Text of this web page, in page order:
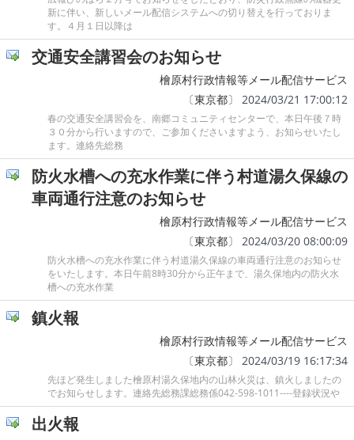
新に伴い、新しいメール配信システムへの切り替えを行っておりま
す。４月１日以降は
交通安全講習会のお知らせ
檜原村行政情報等メール配信サービス
〔東京都〕 2024/03/21 17:00:12
春の交通安全講習会を、南郷コミュニティセンターで、本日午後７時
３０分から行いますので、ご参加くださいますよう、お知らせいたし
ます。連絡先総務
防火水槽への充水作業に伴う村道湯久保線の
車両通行注意のお知らせ
檜原村行政情報等メール配信サービス
〔東京都〕 2024/03/20 08:00:09
防火水槽への充水作業に伴う村道湯久保線の車両通行注意のお知らせ
をいたします。本日午前8時30分から正午まで、湯久保地内の防火水
槽への充水作業
鎮火報
檜原村行政情報等メール配信サービス
〔東京都〕 2024/03/19 16:17:34
先ほど発生しました檜原村湯久保地内の山林火災は、鎮火しましたの
でお知らせします。連絡先総務課総務係042-598-1011----登録状況や
出火報